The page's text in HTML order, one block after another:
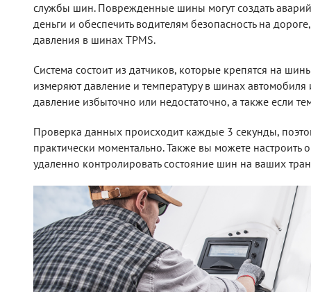
службы шин. Поврежденные шины могут создать
деньги и обеспечить водителям безопасность на
давления в шинах TPMS.
Система состоит из датчиков, которые крепятся на
измеряют давление и температуру в шинах
давление избыточно или недостаточно, а также если
Проверка данных происходит каждые 3 секунды,
практически моментально. Также вы можете
удаленно контролировать состояние шин на ваших